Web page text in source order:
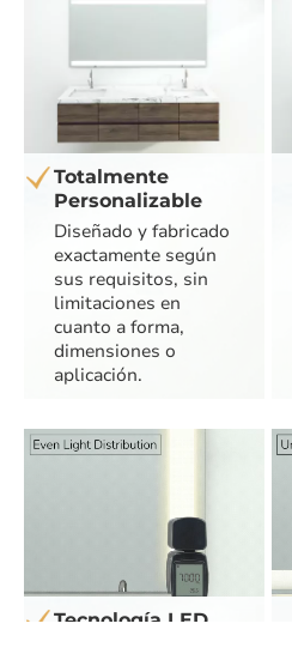
Totalmente
Personalizable
Diseñado y fabricado
exactamente según
sus requisitos, sin
limitaciones en
cuanto a forma,
dimensiones o
aplicación.
Tecnología LED